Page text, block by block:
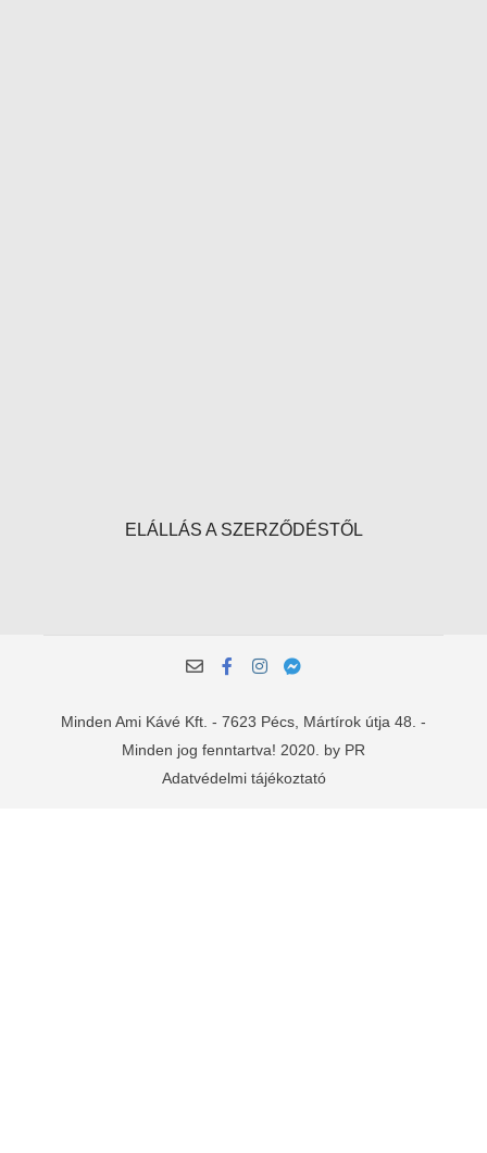
ELÁLLÁS A SZERZŐDÉSTŐL
Minden Ami Kávé Kft. - 7623 Pécs, Mártírok útja 48. -
Minden jog fenntartva! 2020. by PR
Adatvédelmi tájékoztató